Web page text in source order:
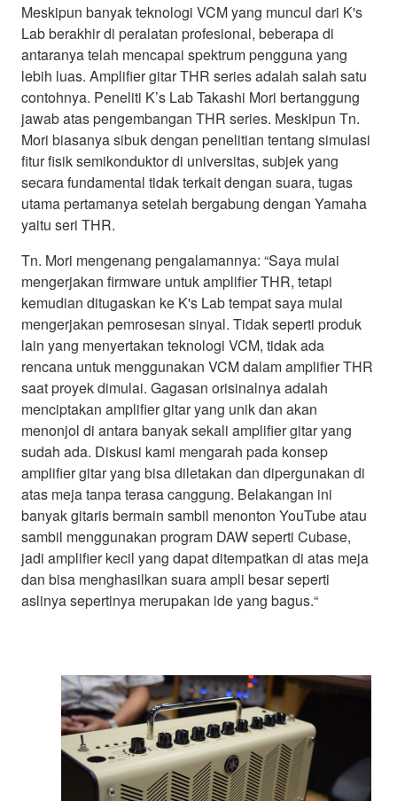
Meskipun banyak teknologi VCM yang muncul dari K's
Lab berakhir di peralatan profesional, beberapa di
antaranya telah mencapai spektrum pengguna yang
lebih luas. Amplifier gitar THR series adalah salah satu
contohnya. Peneliti K’s Lab Takashi Mori bertanggung
jawab atas pengembangan THR series. Meskipun Tn.
Mori biasanya sibuk dengan penelitian tentang simulasi
fitur fisik semikonduktor di universitas, subjek yang
secara fundamental tidak terkait dengan suara, tugas
utama pertamanya setelah bergabung dengan Yamaha
yaitu seri THR.
Tn. Mori mengenang pengalamannya: “Saya mulai
mengerjakan firmware untuk amplifier THR, tetapi
kemudian ditugaskan ke K's Lab tempat saya mulai
mengerjakan pemrosesan sinyal. Tidak seperti produk
lain yang menyertakan teknologi VCM, tidak ada
rencana untuk menggunakan VCM dalam amplifier THR
saat proyek dimulai. Gagasan orisinalnya adalah
menciptakan amplifier gitar yang unik dan akan
menonjol di antara banyak sekali amplifier gitar yang
sudah ada. Diskusi kami mengarah pada konsep
amplifier gitar yang bisa diletakan dan dipergunakan di
atas meja tanpa terasa canggung. Belakangan ini
banyak gitaris bermain sambil menonton YouTube atau
sambil menggunakan program DAW seperti Cubase,
jadi amplifier kecil yang dapat ditempatkan di atas meja
dan bisa menghasilkan suara ampli besar seperti
aslinya sepertinya merupakan ide yang bagus.“